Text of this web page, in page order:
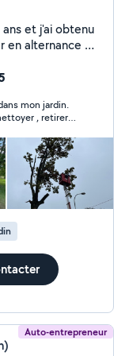
en alternance en
un rendu
mon jardin.
, retirer
, aussi
bon, le devis
Je referai
Auto-entrepreneur